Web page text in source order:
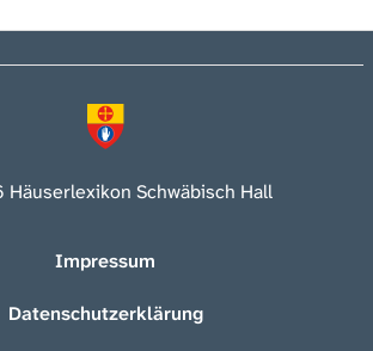
Schwäbisch Hall
Impressum
Datenschutzerklärung